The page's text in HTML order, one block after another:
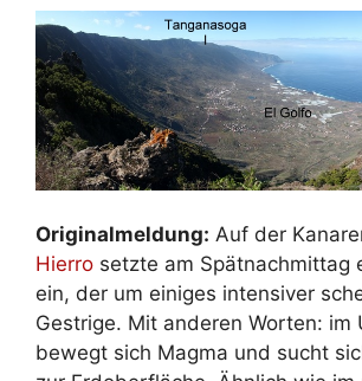
Originalmeldung: Auf der
Hierro setzte am Spätnachmittag
ein, der um einiges intensiver
Gestrige. Mit anderen Worten: im
bewegt sich Magma und sucht